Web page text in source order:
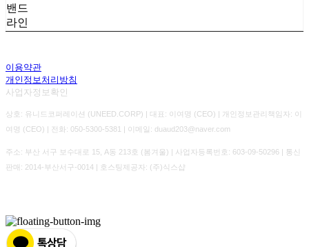
밴드
라인
이용약관
개인정보처리방침
사업자정보확인
상호: 유니드코퍼레이션 (UNEED.CORP) | 대표: 이여명 (CEO) | 개인정보관리책임자: 이
여명 (CEO) | 전화: 050-5300-5381 | 이메일: duaud203@naver.com
주소: 부산 서구 보수대로 15, A동 213호 (봄겨울) | 사업자등록번호: 603-09-50296 | 통신
판매: 2014-부산서구-0014 | 호스팅제공자: (주)식스샵